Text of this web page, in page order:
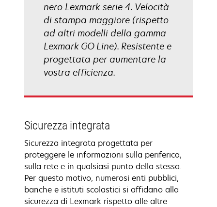
nero Lexmark serie 4. Velocità
di stampa maggiore (rispetto
ad altri modelli della gamma
Lexmark GO Line). Resistente e
progettata per aumentare la
vostra efficienza.
Sicurezza integrata
Sicurezza integrata progettata per
proteggere le informazioni sulla periferica,
sulla rete e in qualsiasi punto della stessa.
Per questo motivo, numerosi enti pubblici,
banche e istituti scolastici si affidano alla
sicurezza di Lexmark rispetto alle altre